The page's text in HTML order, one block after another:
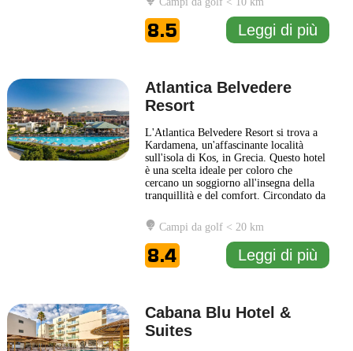
greca, con un'attenzione particolare ai
dettagli e un'atmosfera accogliente. Le
camere dell'hotel
... Leggi di più
8.5 Leggi di più
Atlantica Belvedere
Resort
L'Atlantica Belvedere Resort si trova a
Kardamena, un'affascinante località
sull'isola di Kos, in Grecia. Questo hotel
è una scelta ideale per coloro che
cercano un soggiorno all'insegna della
tranquillità e del comfort. Circondato da
Resort offre un ambiente rilassante e
accogliente, perfetto per famiglie, coppie
e viaggiatori singoli. La struttura
dispone
... Leggi di più
Campi da golf < 20 km
8.4 Leggi di più
Cabana Blu Hotel &
Suites